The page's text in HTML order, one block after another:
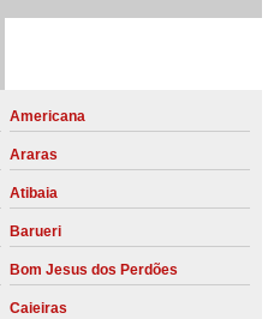
Americana
Araras
Atibaia
Barueri
Bom Jesus dos Perdões
Caieiras